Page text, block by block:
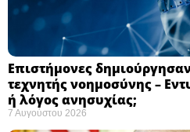
Επιστήμονες
τεχνητής νοημοσύνης –
ή λόγος ανησυχίας; ​
7 Αυγούστου 2026